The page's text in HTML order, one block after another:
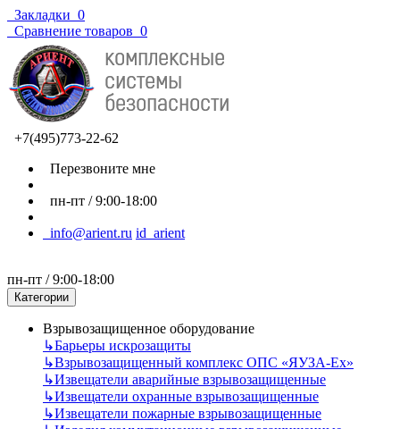
Закладки 0
Сравнение товаров 0
+7(495)773-22-62
Перезвоните мне
пн-пт / 9:00-18:00
info@arient.ru id_arient
пн-пт / 9:00-18:00
Категории
Взрывозащищенное оборудование
↳Барьеры искрозащиты
↳Взрывозащищенный комплекс ОПС «ЯУЗА-Ех»
↳Извещатели аварийные взрывозащищенные
↳Извещатели охранные взрывозащищенные
↳Извещатели пожарные взрывозащищенные